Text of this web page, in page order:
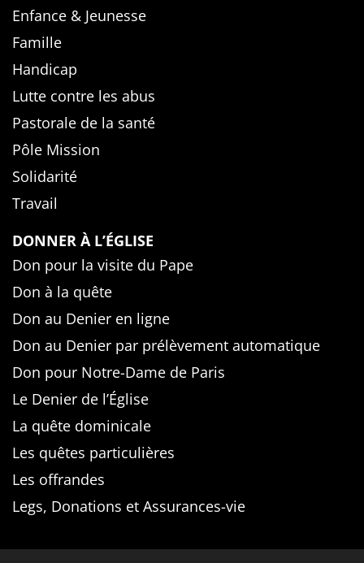
Enfance & Jeunesse
Famille
Handicap
Lutte contre les abus
Pastorale de la santé
Pôle Mission
Solidarité
Travail
DONNER À L’ÉGLISE
Don pour la visite du Pape
Don à la quête
Don au Denier en ligne
Don au Denier par prélèvement automatique
Don pour Notre-Dame de Paris
Le Denier de l’Église
La quête dominicale
Les quêtes particulières
Les offrandes
Legs, Donations et Assurances-vie